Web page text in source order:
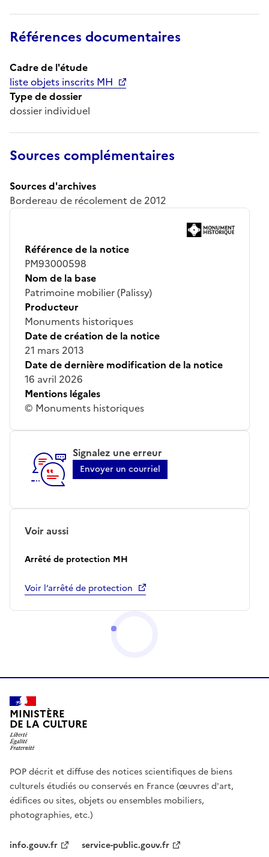
Références documentaires
Cadre de l'étude
liste objets inscrits MH
Type de dossier
dossier individuel
Sources complémentaires
Sources d'archives
Bordereau de récolement de 2012
Référence de la notice
PM93000598
Nom de la base
Patrimoine mobilier (Palissy)
Producteur
Monuments historiques
Date de création de la notice
21 mars 2013
Date de dernière modification de la notice
16 avril 2026
Mentions légales
© Monuments historiques
Signalez une erreur
Envoyer un courriel
Voir aussi
Arrêté de protection MH
Voir l’arrêté de protection
MINISTÈRE
DE LA CULTURE
POP décrit et diffuse des notices scientifiques de biens
culturels étudiés ou conservés en France (œuvres d'art,
édifices ou sites, objets ou ensembles mobiliers,
photographies, etc.)
info.gouv.fr service-public.gouv.fr